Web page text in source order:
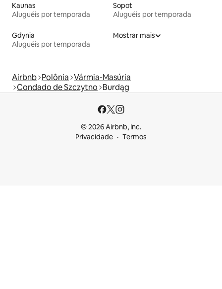
Kaunas
Aluguéis por temporada
Sopot
Aluguéis por temporada
Gdynia
Aluguéis por temporada
Mostrar mais
Airbnb Polônia Vármia-Masúria
Condado de Szczytno Burdąg
© 2026 Airbnb, Inc.
Privacidade
Termos